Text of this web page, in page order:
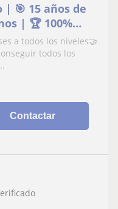
| 🎯 15 años de
| 🏆 100%
a todos los niveles🤝
todos los
Contactar